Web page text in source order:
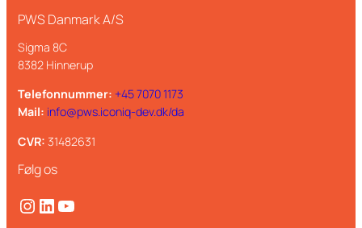
PWS Danmark A/S
Sigma 8C
8382 Hinnerup
Telefonnummer: +45 7070 1173
Mail: info@pws.iconiq-dev.dk/da
CVR: 31482631
Følg os
Instagram LinkedIn YouTube